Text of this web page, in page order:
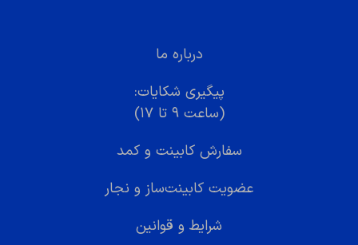
درباره ما
پیگیری شکایات:
(ساعت ۹ تا ۱۷)
سفارش کابینت و کمد
عضویت کابینت‌ساز و نجار
شرایط و قوانین